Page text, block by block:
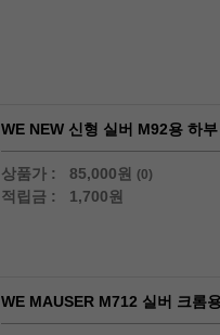
WE NEW 신형 실버 M92용 하부
상품가 : 85,000원 (0)
적립금 : 1,700원
WE MAUSER M712 실버 크롬